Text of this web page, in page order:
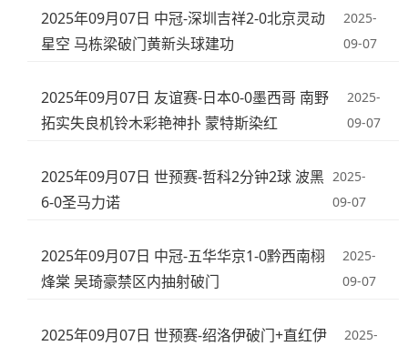
2025年09月07日 中冠-深圳吉祥2-0北京灵动
星空 马栋梁破门黄新头球建功
2025-
09-07
2025年09月07日 友谊赛-日本0-0墨西哥 南野
拓实失良机铃木彩艳神扑 蒙特斯染红
2025-
09-07
2025年09月07日 世预赛-哲科2分钟2球 波黑
6-0圣马力诺
2025-
09-07
2025年09月07日 中冠-五华华京1-0黔西南栩
烽棠 吴琦豪禁区内抽射破门
2025-
09-07
2025年09月07日 世预赛-绍洛伊破门+直红伊
2025-